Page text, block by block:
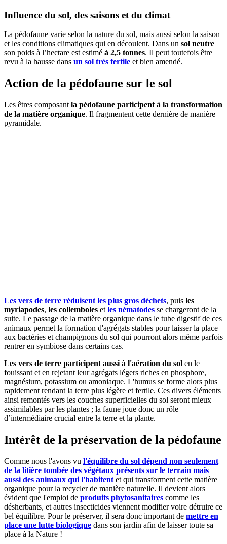
Influence du sol, des saisons et du climat
La pédofaune varie selon la nature du sol, mais aussi selon la saison
et les conditions climatiques qui en découlent. Dans un sol neutre
son poids à l’hectare est estimé à 2,5 tonnes. Il peut toutefois être
revu à la hausse dans un sol très fertile et bien amendé.
Action de la pédofaune sur le sol
Les êtres composant la pédofaune participent à la transformation
de la matière organique. Il fragmentent cette dernière de manière
pyramidale.
Les vers de terre réduisent les plus gros déchets, puis les
myriapodes, les collemboles et les nématodes se chargeront de la
suite. Le passage de la matière organique dans le tube digestif de ces
animaux permet la formation d'agrégats stables pour laisser la place
aux bactéries et champignons du sol qui pourront alors même parfois
rentrer en symbiose dans certains cas.
Les vers de terre participent aussi à l'aération du sol en le
fouissant et en rejetant leur agrégats légers riches en phosphore,
magnésium, potassium ou amoniaque. L'humus se forme alors plus
rapidement rendant la terre plus légère et fertile. Ces divers éléments
ainsi remontés vers les couches superficielles du sol seront mieux
assimilables par les plantes ; la faune joue donc un rôle
d’intermédiaire crucial entre la terre et la plante.
Intérêt de la préservation de la pédofaune
Comme nous l'avons vu l'équilibre du sol dépend non seulement
de la litière tombée des végétaux présents sur le terrain mais
aussi des animaux qui l'habitent et qui transforment cette matière
organique pour la recycler de manière naturelle. Il devient alors
évident que l'emploi de produits phytosanitaires comme les
désherbants, et autres insecticides viennent modifier voire détruire ce
bel équilibre. Pour le préserver, il sera donc important de mettre en
place une lutte biologique dans son jardin afin de laisser toute sa
place à la Nature !